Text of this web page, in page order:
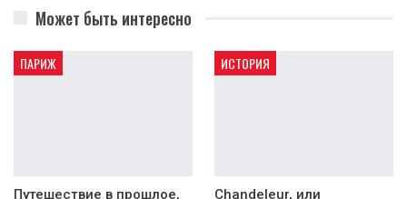
Может быть интересно
ПАРИЖ
Путешествие в прошлое,
ИСТОРИЯ
Chandeleur, или